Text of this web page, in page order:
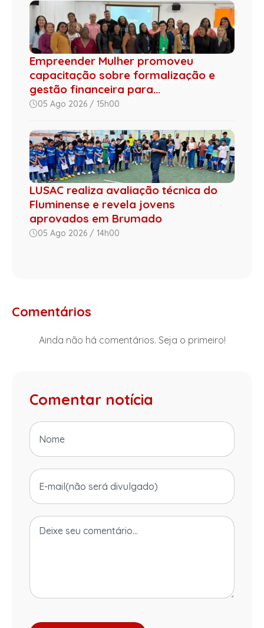
Empreender Mulher promoveu
capacitação sobre formalização e
gestão financeira para...
05 Ago 2026 / 15h00
LUSAC realiza avaliação técnica do
Fluminense e revela jovens
aprovados em Brumado
05 Ago 2026 / 14h00
Comentários
Ainda não há comentários. Seja o primeiro!
Comentar notícia